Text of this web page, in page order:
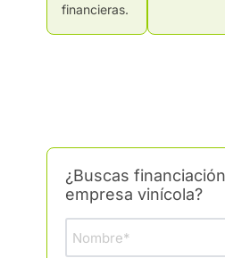
financieras.
¿Buscas
empresa vinícola?